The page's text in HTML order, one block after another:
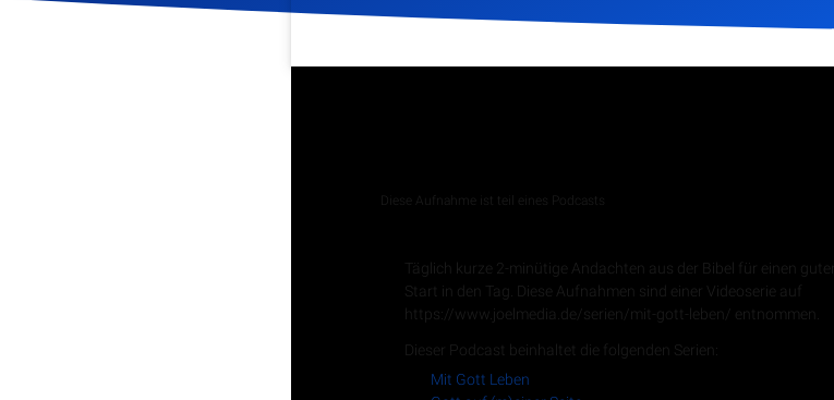
Diese Aufnahme ist teil eines Podcasts
Täglich kurze 2-minütige Andachten aus der Bibel für einen guten
Start in den Tag. Diese Aufnahmen sind einer Videoserie auf
https://www.joelmedia.de/serien/mit-gott-leben/ entnommen.
Dieser Podcast beinhaltet die folgenden Serien:
Mit Gott Leben